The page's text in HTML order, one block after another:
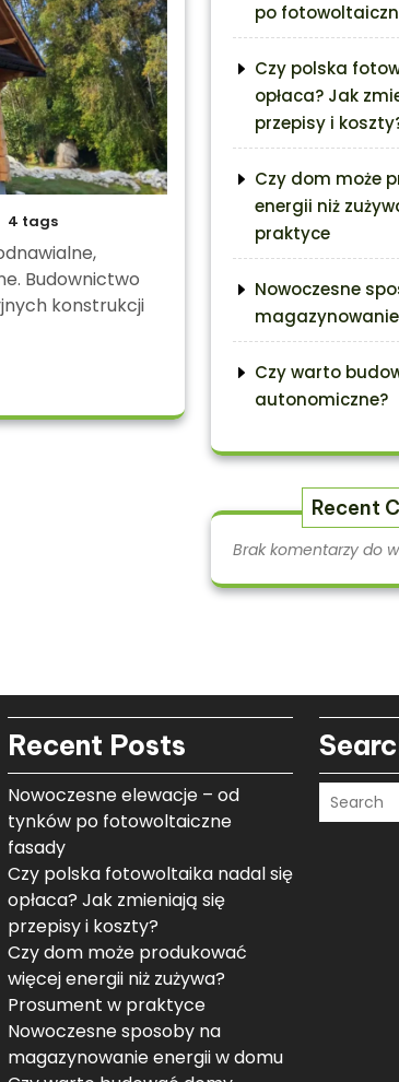
4 tags
Budownictwo
konstrukcji
po
Czy polska
opłaca? Jak
przepisy i
Czy dom może
energii niż
praktyce
Nowoczesne
Czy warto
autonomiczne?
Recent
Brak komentarzy do
Recent Posts
Nowoczesne elewacje – od
tynków po fotowoltaiczne
fasady
Czy polska fotowoltaika nadal się
opłaca? Jak zmieniają się
przepisy i koszty?
Czy dom może produkować
więcej energii niż zużywa?
Prosument w praktyce
Nowoczesne sposoby na
magazynowanie energii w domu